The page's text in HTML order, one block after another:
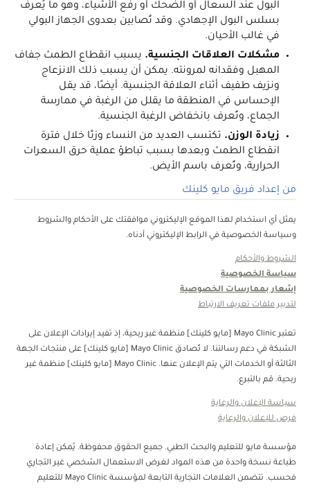
البول عند السعال أو الضحك أو رفع الأشياء، وهو ما يُعرف
بسلس البول الإجهادي. وقد تُصابين بعدوى الجهاز البولي
في غالب الأحيان.
مشكلات العلاقات الجنسية. يسبب انقطاع الطمث جفاف
المهبل وفقدانه لمرونته. يمكن أن يسبب ذلك الانزعاج
ونزيف طفيف أثناء العلاقة الجنسية. أيضًا، قد يقل
الإحساس في المنطقة ما يقلل من الرغبة في ممارسة
الجماع، وتُعرف بانخفاض الرغبة الجنسية.
زيادة الوزن. تكتسب العديد من النساء وزنًا خلال فترة
انقطاع الطمث وبعدها بسبب تباطؤ عملية حرق السعرات
الحرارية، وتُعرف باسم الأيض.
من إعداد فريق مايو كلينك
يمثل أي استخدام لهذا الموقع الإليكتروني موافقتك على الأحكام والشروط
وسياسة الخصوصية في الرابط الإليكتروني أدناه.
الشروط والأحكام
سياسة الخصوصية
إشعار بممارسات الخصوصية
لتدبير ملفات تعريف الارتباط
تعتبر Mayo Clinic [مايو كلينك] منظمة غبر ربحية، إذ تفيد إيرادات الإعلان على
الشبكة في دعم رسالتنا. لا تُصادق Mayo Clinic [مايو كلينك] على منتجات الجهة
الثالثة أو الخدمات التي يتم الإعلان عنها. Mayo Clinic [مايو كلينك] منظمة غير
ربحية. قم بالتبرع.
سياسة الإعلان والرعاية
فرص للإعلان والرعاية
مؤسسة مايو للتعليم والبحث الطبي. جميع الحقوق محفوظة. يُمكن إعادة
طباعة نسخة واحدة من هذه المواد لغرض الاستعمال الشخصي غير التجاري
فحسب. تتضمن العلامات التجارية التابعة لمؤسسة Mayo Clinic للتعليم